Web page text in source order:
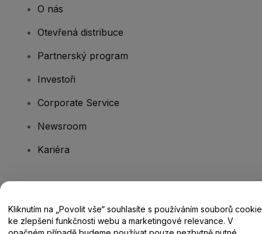
O nás
Otevřená distribuce
Partnerský program
Investoři
Corporate Service
Newsroom
Kariéra
Centrum nápovědy / Kontakt
Kliknutím na „Povolit vše“ souhlasíte s používáním souborů cookie
ke zlepšení funkčnosti webu a marketingové relevance. V